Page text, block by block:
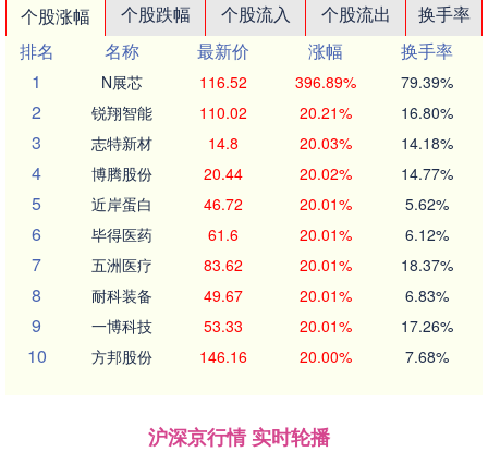
个股涨幅 个股跌幅 个股流入 个股流出
换手率
排名
名称 最新价 涨幅
换手率
1
N展芯 116.52 396.89% 79.39%
2 锐翔智能 110.02 20.21% 16.80%
3 志特新材 14.8 20.03% 14.18%
4 博腾股份 20.44 20.02% 14.77%
5 近岸蛋白 46.72 20.01% 5.62%
6 毕得医药 61.6 20.01% 6.12%
7 五洲医疗 83.62 20.01% 18.37%
8 耐科装备 49.67 20.01% 6.83%
9 一博科技 53.33 20.01% 17.26%
10 方邦股份 146.16 20.00% 7.68%
沪深京行情 实时轮播